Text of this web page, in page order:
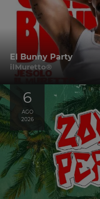
El Bunny Party
ilMuretto®
6
AGO
2026